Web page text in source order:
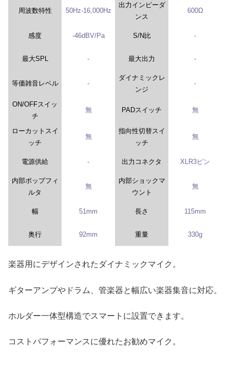
周波数特性 50Hz-16,000Hz
出力インピーダ
ンス
600Ω
感度 -46dBV/Pa S/N比 -
最大SPL - 最大出力 -
等価雑音レベル -
ダイナミックレ
ンジ
-
ON/OFFスイッ
チ
無 PADスイッチ 無
ローカットスイ
ッチ
無
指向性切替スイ
ッチ
無
電源供給 - 出力コネクタ XLR3ピン
内部ポップフィ
ルタ
無
内部ショックマ
ウント
無
幅 51mm 長さ 115mm
奥行 92mm 重量 330g
楽器用にデザインされたダイナミックマイク。
ギターアンプやドラム、管楽器と幅広い楽器集音に対応。
ホルダー一体型構造でスマートに設置できます。
コストパフォーマンスに優れたお勧めマイク。